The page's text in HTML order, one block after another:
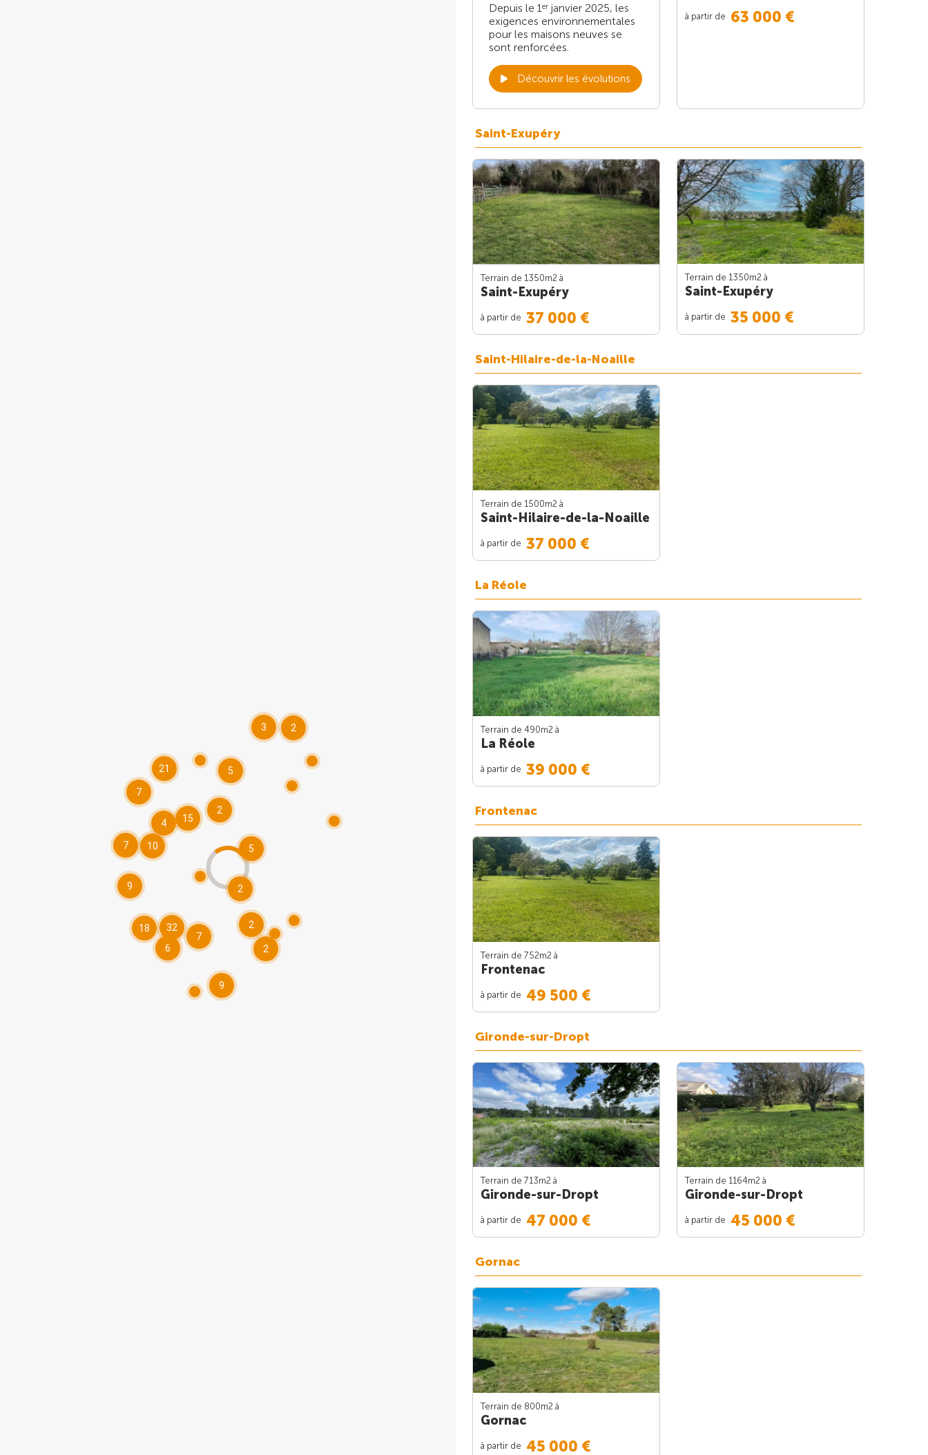
4
32
10
7
15
21
5
18
7
9
6
9
7
2
2
3
2
5
2
2
Depuis le 1 er janvier 2025, les
exigences environnementales
pour les maisons neuves se
sont renforcées.
Découvrir les évolutions
à partir de 63 000 €
Saint-Exupéry
Terrain de 1350m2 à
Saint-Exupéry
à partir de 37 000 €
Terrain de 1350m2 à
Saint-Exupéry
à partir de 35 000 €
Saint-Hilaire-de-la-Noaille
Terrain de 1500m2 à
Saint-Hilaire-de-la-Noaille
à partir de 37 000 €
La Réole
Terrain de 490m2 à
La Réole
à partir de 39 000 €
Frontenac
Terrain de 752m2 à
Frontenac
à partir de 49 500 €
Gironde-sur-Dropt
Terrain de 713m2 à
Gironde-sur-Dropt
à partir de 47 000 €
Terrain de 1164m2 à
Gironde-sur-Dropt
à partir de 45 000 €
Gornac
Terrain de 800m2 à
Gornac
à partir de 45 000 €